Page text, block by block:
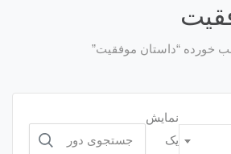
خورده “داستان موفقیت”
نمایش
یک